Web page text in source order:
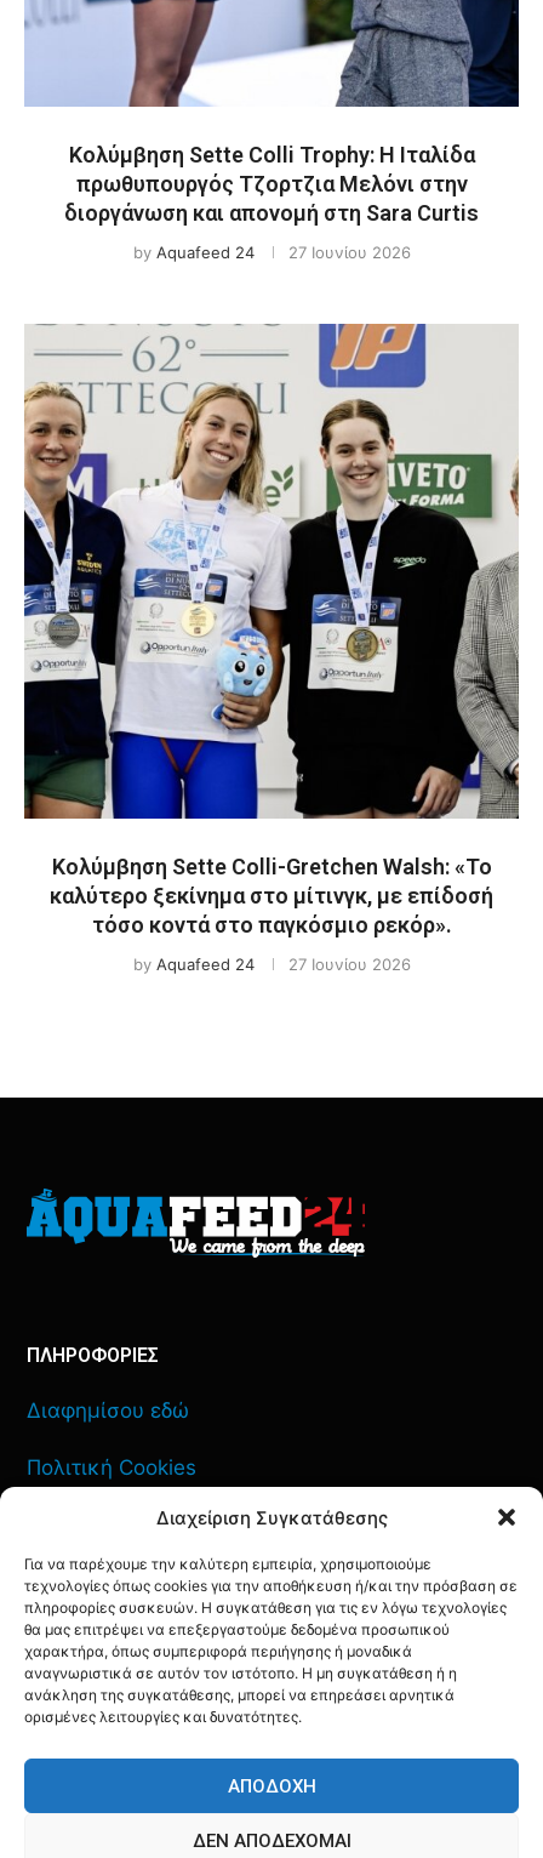
Διαχείριση Συγκατάθεσης
Για να παρέχουμε την καλύτερη εμπειρία, χρησιμοποιούμε
τεχνολογίες όπως cookies για την αποθήκευση ή/και την πρόσβαση σε
πληροφορίες συσκευών. Η συγκατάθεση για τις εν λόγω τεχνολογίες
θα μας επιτρέψει να επεξεργαστούμε δεδομένα προσωπικού
χαρακτήρα, όπως συμπεριφορά περιήγησης ή μοναδικά
αναγνωριστικά σε αυτόν τον ιστότοπο. Η μη συγκατάθεση ή η
ανάκληση της συγκατάθεσης, μπορεί να επηρεάσει αρνητικά
ορισμένες λειτουργίες και δυνατότητες.
ΑΠΟΔΟΧΉ
ΔΕΝ ΑΠΟΔΈΧΟΜΑΙ
Κολύμβηση Sette Colli Trophy: Η Ιταλίδα
πρωθυπουργός Τζορτζια Μελόνι στην
διοργάνωση και απονομή στη Sara Curtis
by Aquafeed 24 27 Ιουνίου 2026
Κολύμβηση Sette Colli-Gretchen Walsh: «To
καλύτερο ξεκίνημα στο μίτινγκ, με επίδοσή
τόσο κοντά στο παγκόσμιο ρεκόρ».
by Aquafeed 24 27 Ιουνίου 2026
ΠΛΗΡΟΦΟΡΙΕΣ
Διαφημίσου εδώ
Πολιτική Cookies
Πολιτική Απορρήτου
ΕΠΙΚΟΙΝΩΝΙΑ
YOUTUBE